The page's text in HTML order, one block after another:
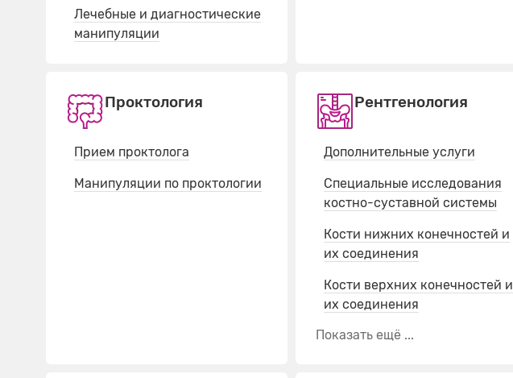
Лечебные и диагностические
манипуляции
Проктология
Прием проктолога
Манипуляции по проктологии
Рентгенология
Дополнительные услуги
Специальные исследования
костно-суставной системы
Кости нижних конечностей и
их соединения
Кости верхних конечностей и
их соединения
Показать ещё ...